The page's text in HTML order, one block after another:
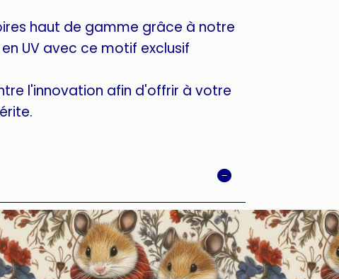
haut de gamme grâce à notre
UV avec ce motif exclusif
l'innovation afin d'offrir à votre